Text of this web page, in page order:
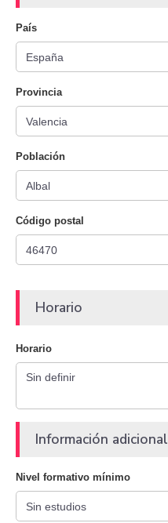
País
Provincia
Población
Código postal
Horario
Horario
Información adicional
Nivel formativo mínimo